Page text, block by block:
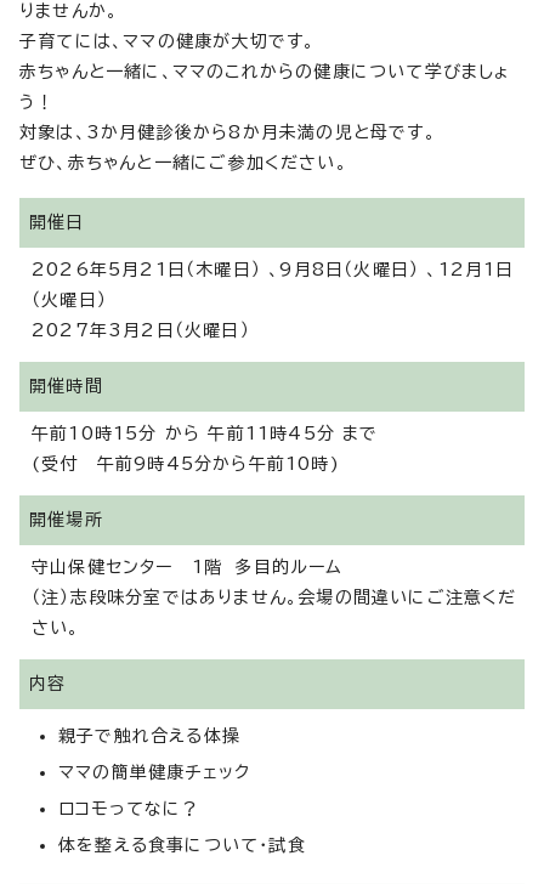
りませんか。
子育てには、ママの健康が大切です。
赤ちゃんと一緒に、ママのこれからの健康について学びましょ
う！
対象は、3か月健診後から8か月未満の児と母です。
ぜひ、赤ちゃんと一緒にご参加ください。
開催日
2026年5月21日（木曜日） 、9月8日（火曜日） 、12月1日
（火曜日）
2027年3月2日（火曜日）
開催時間
午前10時15分 から 午前11時45分 まで
(受付 午前9時45分から午前10時)
開催場所
守山保健センター 1階 多目的ルーム
（注）志段味分室ではありません。会場の間違いにご注意くだ
さい。
内容
親子で触れ合える体操
ママの簡単健康チェック
ロコモってなに？
体を整える食事について・試食